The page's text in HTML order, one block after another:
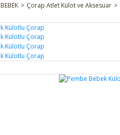
Çorap Atlet Külot ve Aksesuar